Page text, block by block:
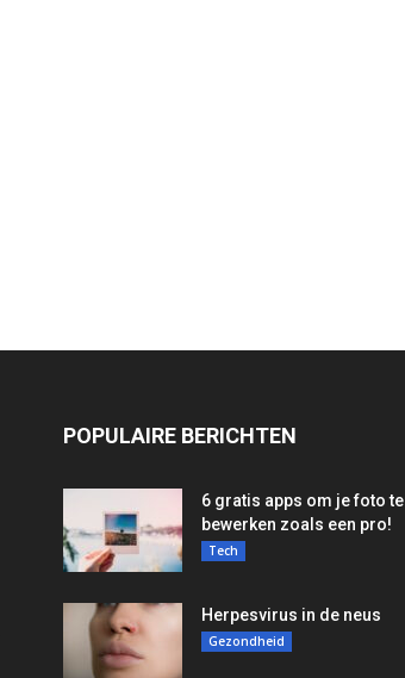
POPULAIRE BERICHTEN
6 gratis apps om je foto te
bewerken zoals een pro!
Tech
Herpesvirus in de neus
Gezondheid